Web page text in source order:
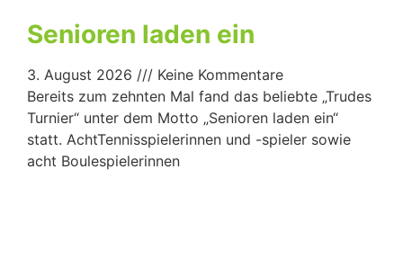
Senioren laden ein
3. August 2026
Keine Kommentare
Bereits zum zehnten Mal fand das beliebte „Trudes
Turnier“ unter dem Motto „Senioren laden ein“
statt. AchtTennisspielerinnen und -spieler sowie
acht Boulespielerinnen